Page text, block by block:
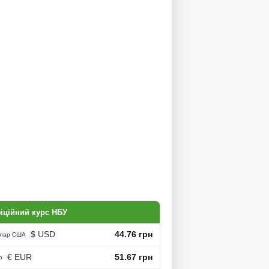
курс НБУ
США $ USD 44.76 грн
€ EUR 51.67 грн